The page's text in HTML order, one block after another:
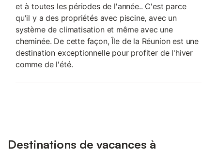
et à toutes les périodes de l'année.. C'est parce
qu'il y a des propriétés avec piscine, avec un
système de climatisation et même avec une
cheminée. De cette façon, Île de la Réunion est une
destination exceptionnelle pour profiter de l'hiver
comme de l'été.
Destinations de vacances à